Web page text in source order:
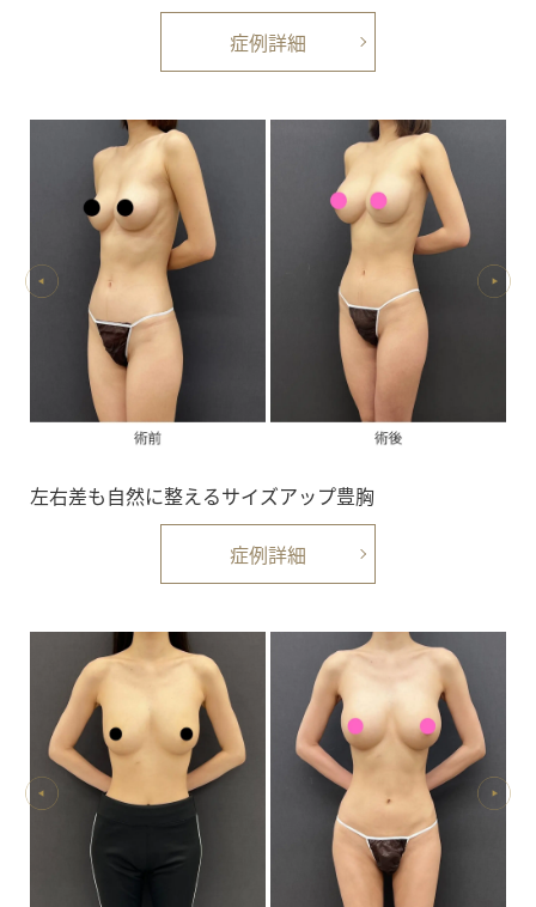
症例詳細
左右差も自然に整えるサイズアップ豊胸
症例詳細